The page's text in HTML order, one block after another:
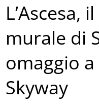
L’Ascesa,
murale di
omaggio
Skyway